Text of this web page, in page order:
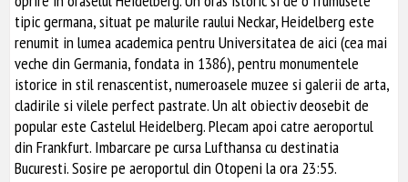
tipic germana, situat pe malurile raului Neckar, Heidelberg este
renumit in lumea academica pentru Universitatea de aici (cea mai
veche din Germania, fondata in 1386), pentru monumentele
istorice in stil renascentist, numeroasele muzee si galerii de arta,
cladirile si vilele perfect pastrate. Un alt obiectiv deosebit de
popular este Castelul Heidelberg. Plecam apoi catre aeroportul
din Frankfurt. Imbarcare pe cursa Lufthansa cu destinatia
Bucuresti. Sosire pe aeroportul din Otopeni la ora 23:55.